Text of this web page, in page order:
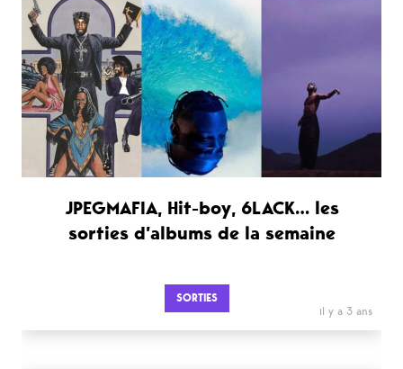
JPEGMAFIA, Hit-boy, 6LACK… les
sorties d’albums de la semaine
SORTIES
il y a 3 ans